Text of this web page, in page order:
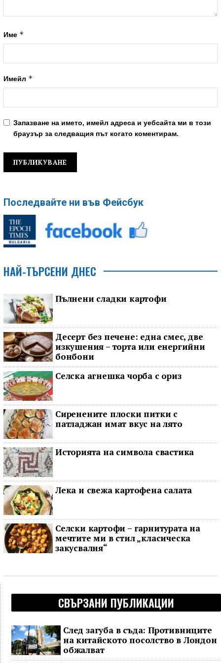
Име *
Имейл *
Запазване на името, имейл адреса и уебсайта ми в този
браузър за следващия път когато коментирам.
Последвайте ни във Фейсбук
НАЙ-ТЪРСЕНИ ДНЕС
Пълнени сладки картофи
Десерт без печене: една смес, две
изкушения – торта или енергийни
бонбони
Селска агнешка чорба с ориз
Сиренените плоски питки с
патладжан имат вкус на лято
Историята на символа свастика
Лека и свежа картофена салата
Селски картофи – гарнитурата на
мечтите ми в стил „класическа
закусвалня“
СВЪРЗАНИ ПУБЛИКАЦИИ
След загуба в съда: Противниците
на китайското посолство в Лондон
обжалват